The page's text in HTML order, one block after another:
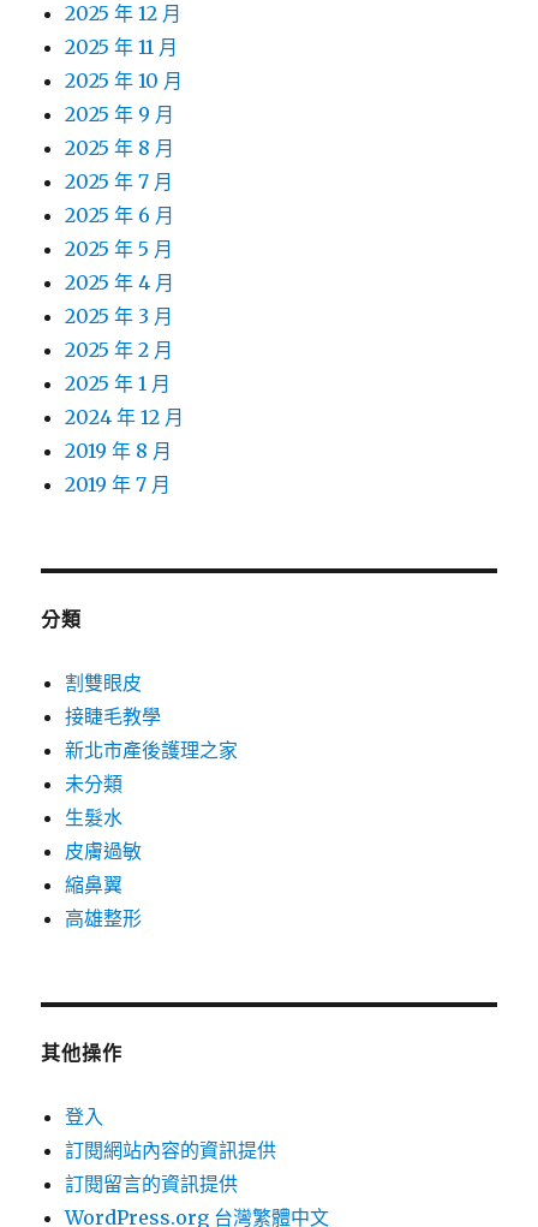
2025 年 12 月
2025 年 11 月
2025 年 10 月
2025 年 9 月
2025 年 8 月
2025 年 7 月
2025 年 6 月
2025 年 5 月
2025 年 4 月
2025 年 3 月
2025 年 2 月
2025 年 1 月
2024 年 12 月
2019 年 8 月
2019 年 7 月
分類
割雙眼皮
接睫毛教學
新北市產後護理之家
未分類
生髮水
皮膚過敏
縮鼻翼
高雄整形
其他操作
登入
訂閱網站內容的資訊提供
訂閱留言的資訊提供
WordPress.org 台灣繁體中文